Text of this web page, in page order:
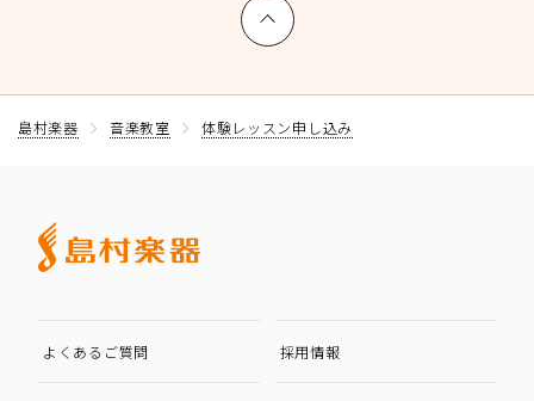
上へ戻る
島村楽器 音楽教室 体験レッスン申し込み
よくあるご質問 採用情報